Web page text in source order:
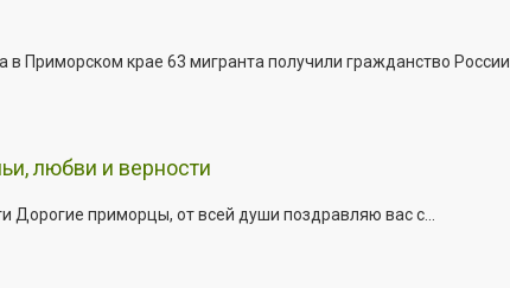
Приморском крае 63 мигранта получили гражданство России.
любви и верности
приморцы, от всей души поздравляю вас с...